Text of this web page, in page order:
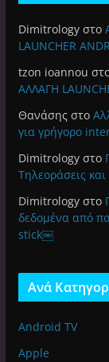
Dimitrologyστο
LAUNCHER
tzon ioannou
ΑΛΛΑΓΗ
Θανάσηςστο
για γρήγορο
Dimitrologyστο
Τηλεοράσεις
Dimitrologyστο
δεδομένα από
stick￼
Ανά
Android TV
Apple